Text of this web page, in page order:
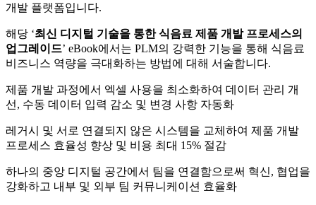
개발 플랫폼입니다.
해당 ‘최신 디지털 기술을 통한 식음료 제품 개발 프로세스의
업그레이드’ eBook에서는 PLM의 강력한 기능을 통해 식음료
비즈니스 역량을 극대화하는 방법에 대해 서술합니다.
제품 개발 과정에서 엑셀 사용을 최소화하여 데이터 관리 개
선, 수동 데이터 입력 감소 및 변경 사항 자동화
레거시 및 서로 연결되지 않은 시스템을 교체하여 제품 개발
프로세스 효율성 향상 및 비용 최대 15% 절감
하나의 중앙 디지털 공간에서 팀을 연결함으로써 혁신, 협업을
강화하고 내부 및 외부 팀 커뮤니케이션 효율화